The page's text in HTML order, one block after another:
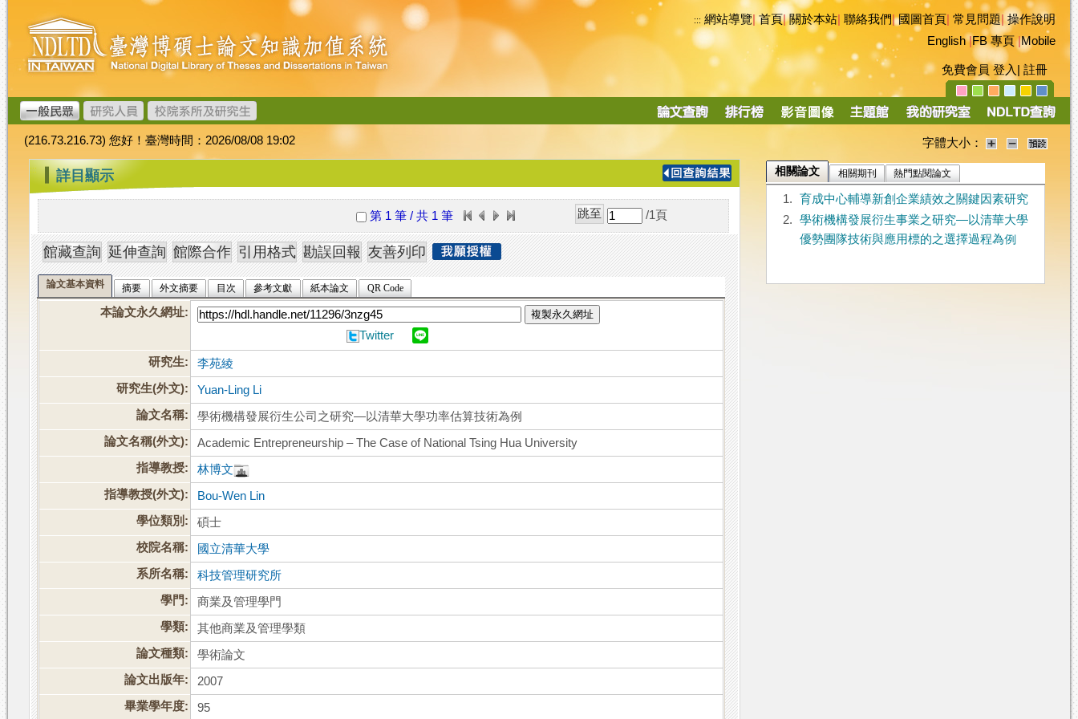
跳
到
主
要
內
容
臺
灣
博
碩
士
論
文
加
值
系
統
::: 網站導覽|首頁|關於本站 聯絡我們|國圖首頁 常見問題|操作說明
English|FB 專頁|Mobile
免費會員 登入 註冊
導
(216.73.216.73) 您好！臺灣時間：2026/08/08 19:02 字體大小：
::: 詳目顯示
第 1 筆 / 共 1 筆 /1 頁
論文基本資料 摘要 外文摘要 目次 參考文獻 紙本論文 QR Code
本論文永久網址: 複製永久網址
Twitter
研究生:
李苑綾
研究生(外文):
Yuan-Ling Li
論文名稱:
學術機構發展衍生公司之研究—以清華大學功率估算技術為例
論文名稱(外文):
Academic Entrepreneurship – The Case of National Tsing Hua University
指導教授:
林博文
指導教授(外文):
Bou-Wen Lin
學位類別:
碩士
校院名稱:
國立清華大學
系所名稱:
科技管理研究所
學門:
商業及管理學門
學類:
其他商業及管理學類
論文種類:
學術論文
論文出版年:
2007
畢業學年度:
95
相關論文 相關期刊 熱門點閱論文
1.
育成中心輔導新創企業績效之關鍵因素研究
2.
學術機構發展衍生事業之研究—以清華大學
優勢團隊技術與應用標的之選擇過程為例